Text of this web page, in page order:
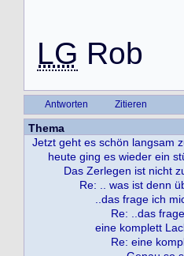
LG Rob
Antworten Zitieren
Thema
Jetzt geht es schön langsam
heute ging es wieder ein
Das Zerlegen ist nicht
Re: .. was ist denn
..das frage ich
Re: ..das
eine komplett
Re: eine